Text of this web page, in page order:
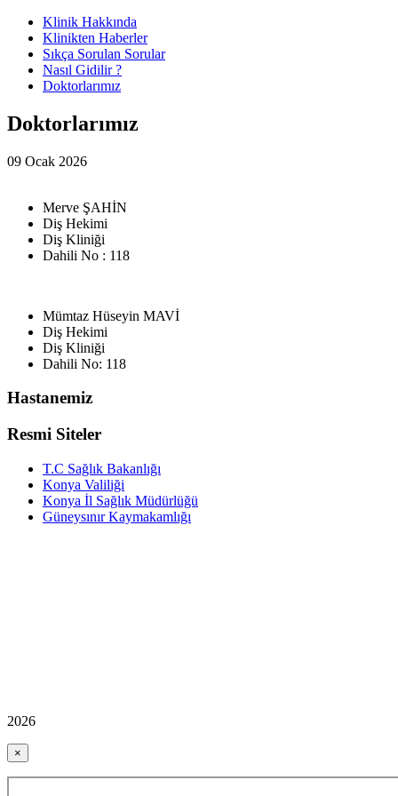
Klinik Hakkında
Klinikten Haberler
Sıkça Sorulan Sorular
Nasıl Gidilir ?
Doktorlarımız
Doktorlarımız
09 Ocak 2026
Merve ŞAHİN
Diş Hekimi
Diş Kliniği
Dahili No : 118
Mümtaz Hüseyin MAVİ
Diş Hekimi
Diş Kliniği
Dahili No: 118
Hastanemiz
Resmi Siteler
T.C Sağlık Bakanlığı
Konya Valiliği
Konya İl Sağlık Müdürlüğü
Güneysınır Kaymakamlığı
2026
×